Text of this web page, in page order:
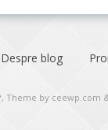
Despre blog
Theme by ceewp.com